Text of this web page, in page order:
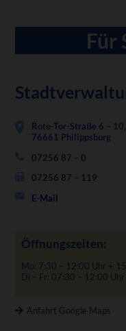
Für
Rote-Tor-Straße 6 – 10,
76661 Philippsburg
07256 87 – 0
07256 87 – 119
E-Mail
Öffnungszeiten:
Mo: 7:30 – 12:00 Uhr +
Di – Fr: 07:30 – 12:00 Uhr
Anfahrt Google Maps